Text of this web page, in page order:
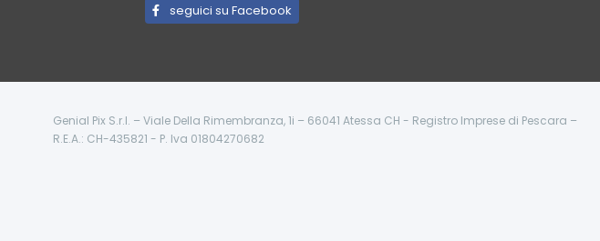
seguici su Facebook
Genial Pix S.r.l. – Viale Della Rimembranza, 1i – 66041 Atessa CH - Registro Imprese di Pescara –
R.E.A.: CH-435821 - P. Iva 01804270682